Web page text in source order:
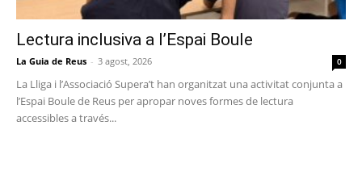
Lectura inclusiva a l’Espai Boule
La Guia de Reus - 3 agost, 2026 0
La Lliga i l’Associació Supera’t han organitzat una activitat conjunta a
l’Espai Boule de Reus per apropar noves formes de lectura
accessibles a través...